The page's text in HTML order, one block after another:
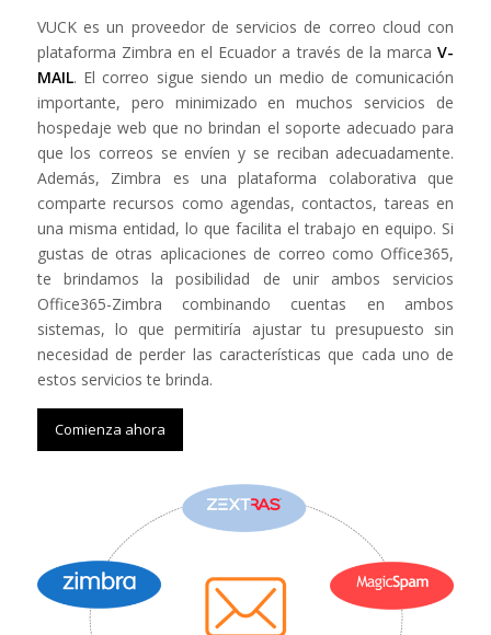
VUCK es un proveedor de servicios de correo cloud con
plataforma Zimbra en el Ecuador a través de la marcaV-
MAIL. El correo sigue siendo un medio de comunicación
importante, pero minimizado en muchos servicios de
hospedaje web que no brindan el soporte adecuado para
que los correos se envíen y se reciban adecuadamente.
Además, Zimbra es una plataforma colaborativa que
comparte recursos como agendas, contactos, tareas en
una misma entidad, lo que facilita el trabajo en equipo. Si
gustas de otras aplicaciones de correo como Office365,
te brindamos la posibilidad de unir ambos servicios
Office365-Zimbra combinando cuentas en ambos
sistemas, lo que permitiría ajustar tu presupuesto sin
necesidad de perder las características que cada uno de
estos servicios te brinda.
Comienza ahora